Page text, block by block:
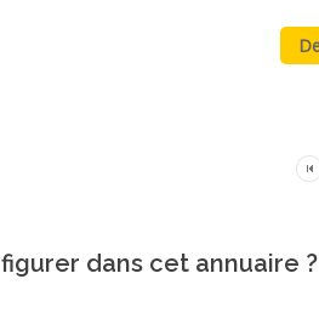
dans cet annuaire ?